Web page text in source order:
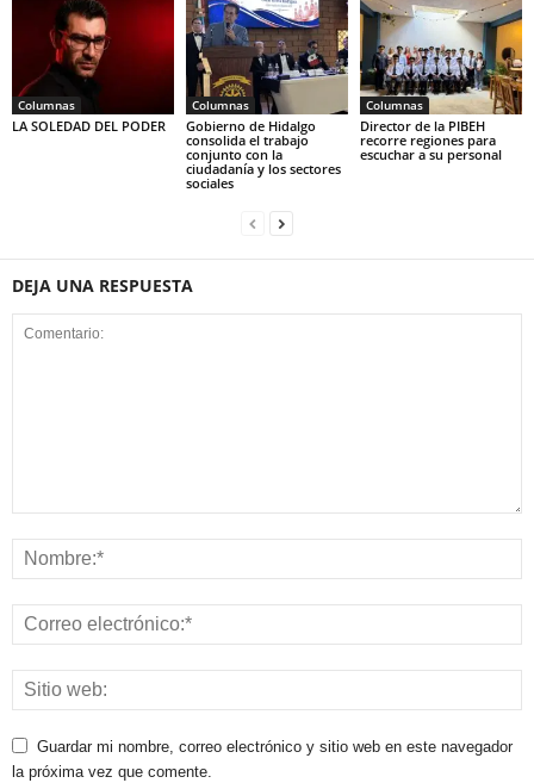
Columnas
LA SOLEDAD DEL PODER
Columnas
Gobierno de Hidalgo
consolida el trabajo
conjunto con la
ciudadanía y los sectores
sociales
Columnas
Director de la PIBEH
recorre regiones para
escuchar a su personal
DEJA UNA RESPUESTA
Guardar mi nombre, correo electrónico y sitio web en este navegador
la próxima vez que comente.